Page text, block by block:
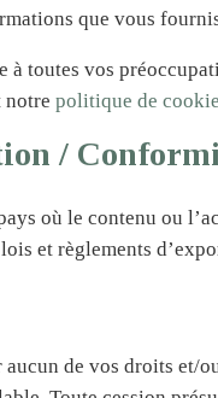
que vous
toutes vos
notre politique de
/
où le contenu ou
et règlements
de vos droits